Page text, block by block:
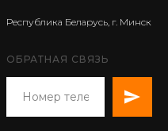
Республика Беларусь, г. Минск
ОБРАТНАЯ СВЯЗЬ